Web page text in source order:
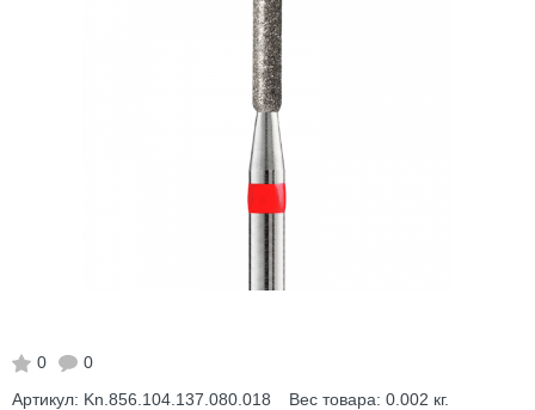
0
0
Артикул: Kn.856.104.137.080.018 Вес товара: 0.002 кг.